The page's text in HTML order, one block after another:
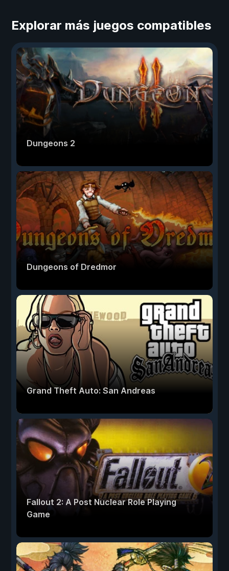
Explorar más juegos compatibles
Dungeons 2
Dungeons of Dredmor
Grand Theft Auto: San Andreas
Fallout 2: A Post Nuclear Role Playing
Game